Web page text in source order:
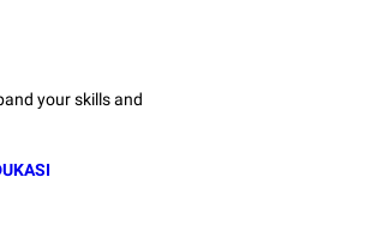
your skills and